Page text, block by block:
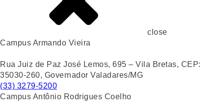
close
Campus Armando Vieira
Rua Juiz de Paz José Lemos, 695 – Vila Bretas, CEP:
35030-260, Governador Valadares/MG
(33) 3279-5200
Campus Antônio Rodrigues Coelho